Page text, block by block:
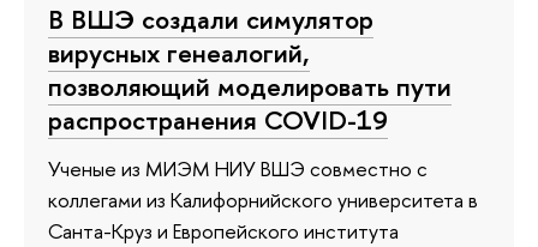
В ВШЭ создали симулятор
вирусных генеалогий,
позволяющий моделировать пути
распространения COVID-19
Ученые из МИЭМ НИУ ВШЭ совместно с
коллегами из Калифорнийского университета в
Санта-Круз и Европейского института